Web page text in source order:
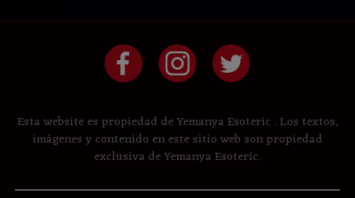
Esta website es propiedad de Yemanya Esoteric . Los textos,
imágenes y contenido en este sitio web son propiedad
exclusiva de Yemanya Esoteric.